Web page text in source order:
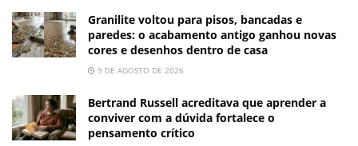
Granilite voltou para pisos, bancadas e
paredes: o acabamento antigo ganhou novas
cores e desenhos dentro de casa
9 DE AGOSTO DE 2026
Bertrand Russell acreditava que aprender a
conviver com a dúvida fortalece o
pensamento crítico